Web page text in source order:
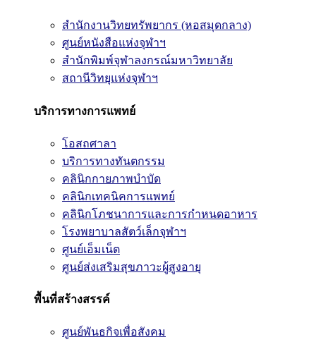
สำนักงานวิทยทรัพยากร (หอสมุดกลาง)
ศูนย์หนังสือแห่งจุฬาฯ
สำนักพิมพ์จุฬาลงกรณ์มหาวิทยาลัย
สถานีวิทยุแห่งจุฬาฯ
บริการทางการแพทย์
โอสถศาลา
บริการทางทันตกรรม
คลินิกกายภาพบำบัด
คลินิกเทคนิคการแพทย์
คลินิกโภชนาการและการกำหนดอาหาร
โรงพยาบาลสัตว์เล็กจุฬาฯ
ศูนย์เอ็มเน็ต
ศูนย์ส่งเสริมสุขภาวะผู้สูงอายุ
พื้นที่สร้างสรรค์
ศูนย์พันธกิจเพื่อสังคม